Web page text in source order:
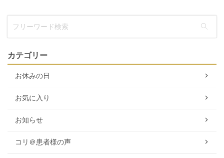
カテゴリー
お休みの日
お気に入り
お知らせ
コリ＠患者様の声